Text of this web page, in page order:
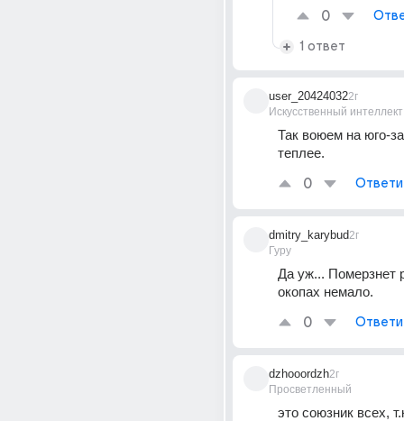
0
1 ответ
user_20424032
Искусственный интеллект
2г
Так воюем на юго-
теплее.
0
dmitry_karybud
Гуру
2г
Да уж... Померзнет
окопах немало.
0
dzhooordzh
Просветленный
2г
это союзник всех,